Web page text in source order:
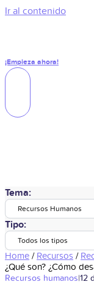
Ir al contenido
¡Empieza ahora!
Tema:
Recursos Humanos
Tipo:
Todos los tipos
Home / Recursos /
¿Qué son? ¿Cómo
Recursos humanos|12